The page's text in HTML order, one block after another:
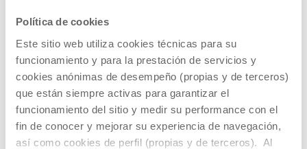
Política de cookies
Este sitio web utiliza cookies técnicas para su
funcionamiento y para la prestación de servicios y
cookies anónimas de desempeño (propias y de terceros)
que están siempre activas para garantizar el
funcionamiento del sitio y medir su performance con el
fin de conocer y mejorar su experiencia de navegación,
así como cookies de perfil (propias y de terceros). Al
El chupete anatómico-funcional Chicco
PhysioForma® tiene un impacto positivo en el
desarrollo de la boca y de sus funciones, ya que
permite que la lengua se coloque de forma correcta
y natural, asegurando así el correcto desarrollo del
paladar y la correcta estimulación de todas sus
partes.